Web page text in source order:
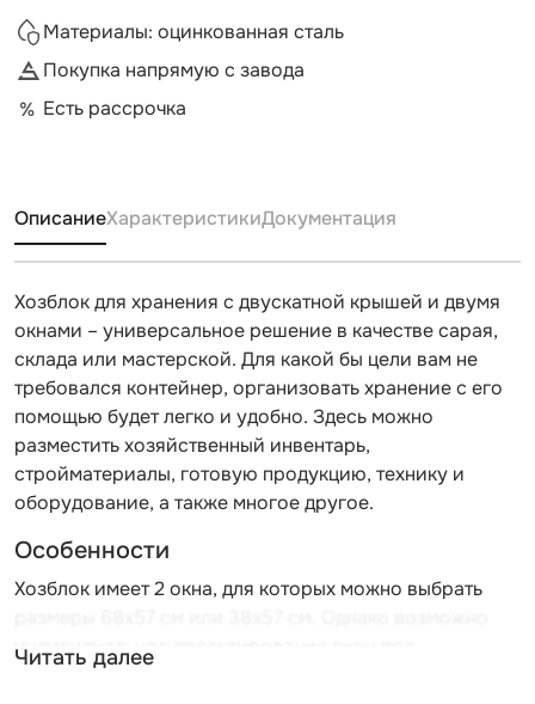
Материалы: оцинкованная сталь
Покупка напрямую с завода
Есть рассрочка
ОписаниеХарактеристикиДокументация
Хозблок для хранения с двускатной крышей и двумя
окнами – универсальное решение в качестве сарая,
склада или мастерской. Для какой бы цели вам не
требовался контейнер, организовать хранение с его
помощью будет легко и удобно. Здесь можно
разместить хозяйственный инвентарь,
стройматериалы, готовую продукцию, технику и
оборудование, а также многое другое.
Особенности
Хозблок имеет 2 окна, для которых можно выбрать
индивидуальное проектирование окон под
потребности заказчика. Внутри контейнера будет
Читать далее